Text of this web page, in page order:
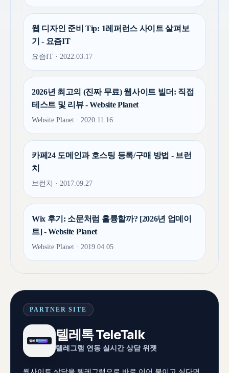
웹 디자인 준비 Tip: 1레퍼런스 사이트 살펴보
기 - 요즘IT
요즘IT · 2022.03.17
2026년 최고의 (진짜 무료) 웹사이트 빌더: 직접
테스트 및 리뷰 - Website Planet
Website Planet · 2020.11.16
카페24 도메인과 호스팅 등록/구매 방법 - 브런
치
브런치 · 2017.09.27
Wix 후기: 소문처럼 훌륭할까? [2026년 업데이
트] - Website Planet
Website Planet · 2019.04.05
PARTNER SITE
텔레톡 TeleTalk
텔레그램 연동 실시간 상담 위젯